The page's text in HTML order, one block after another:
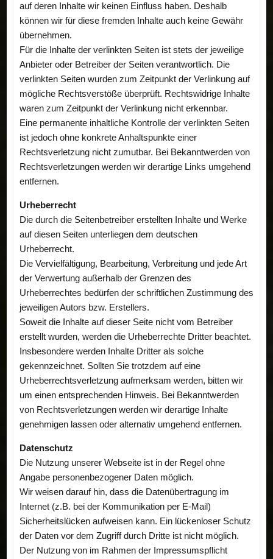
auf deren Inhalte wir keinen Einfluss haben. Deshalb
können wir für diese fremden Inhalte auch keine Gewähr
übernehmen.
Für die Inhalte der verlinkten Seiten ist stets der jeweilige
Anbieter oder Betreiber der Seiten verantwortlich. Die
verlinkten Seiten wurden zum Zeitpunkt der Verlinkung auf
mögliche Rechtsverstöße überprüft. Rechtswidrige Inhalte
waren zum Zeitpunkt der Verlinkung nicht erkennbar.
Eine permanente inhaltliche Kontrolle der verlinkten Seiten
ist jedoch ohne konkrete Anhaltspunkte einer
Rechtsverletzung nicht zumutbar. Bei Bekanntwerden von
Rechtsverletzungen werden wir derartige Links umgehend
entfernen.
Urheberrecht
Die durch die Seitenbetreiber erstellten Inhalte und Werke
auf diesen Seiten unterliegen dem deutschen
Urheberrecht.
Die Vervielfältigung, Bearbeitung, Verbreitung und jede Art
der Verwertung außerhalb der Grenzen des
Urheberrechtes bedürfen der schriftlichen Zustimmung des
jeweiligen Autors bzw. Erstellers.
Soweit die Inhalte auf dieser Seite nicht vom Betreiber
erstellt wurden, werden die Urheberrechte Dritter beachtet.
Insbesondere werden Inhalte Dritter als solche
gekennzeichnet. Sollten Sie trotzdem auf eine
Urheberrechtsverletzung aufmerksam werden, bitten wir
um einen entsprechenden Hinweis. Bei Bekanntwerden
von Rechtsverletzungen werden wir derartige Inhalte
genehmigen lassen oder alternativ umgehend entfernen.
Datenschutz
Die Nutzung unserer Webseite ist in der Regel ohne
Angabe personenbezogener Daten möglich.
Wir weisen darauf hin, dass die Datenübertragung im
Internet (z.B. bei der Kommunikation per E-Mail)
Sicherheitslücken aufweisen kann. Ein lückenloser Schutz
der Daten vor dem Zugriff durch Dritte ist nicht möglich.
Der Nutzung von im Rahmen der Impressumspflicht